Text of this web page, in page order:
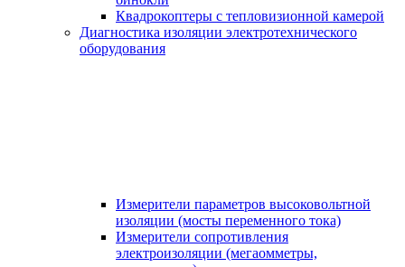
Квадрокоптеры с тепловизионной камерой
Диагностика изоляции электротехнического
оборудования
Измерители параметров высоковольтной
изоляции (мосты переменного тока)
Измерители сопротивления
электроизоляции (мегаомметры,